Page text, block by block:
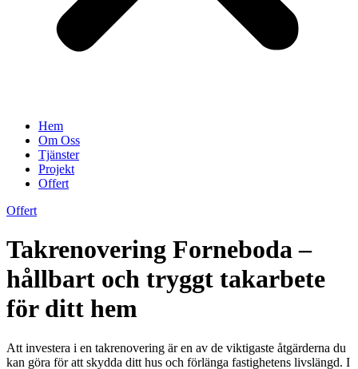
Hem
Om Oss
Tjänster
Projekt
Offert
Offert
Takrenovering Forneboda –
hållbart och tryggt takarbete
för ditt hem
Att investera i en takrenovering är en av de viktigaste åtgärderna du
kan göra för att skydda ditt hus och förlänga fastighetens livslängd. I